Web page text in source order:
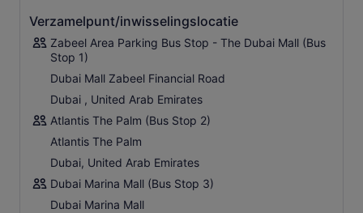
Verzamelpunt/inwisselingslocatie
Zabeel Area Parking Bus Stop - The Dubai Mall (Bus
Stop 1)
Dubai Mall Zabeel Financial Road
Dubai , United Arab Emirates
Atlantis The Palm (Bus Stop 2)
Atlantis The Palm
Dubai, United Arab Emirates
Dubai Marina Mall (Bus Stop 3)
Dubai Marina Mall